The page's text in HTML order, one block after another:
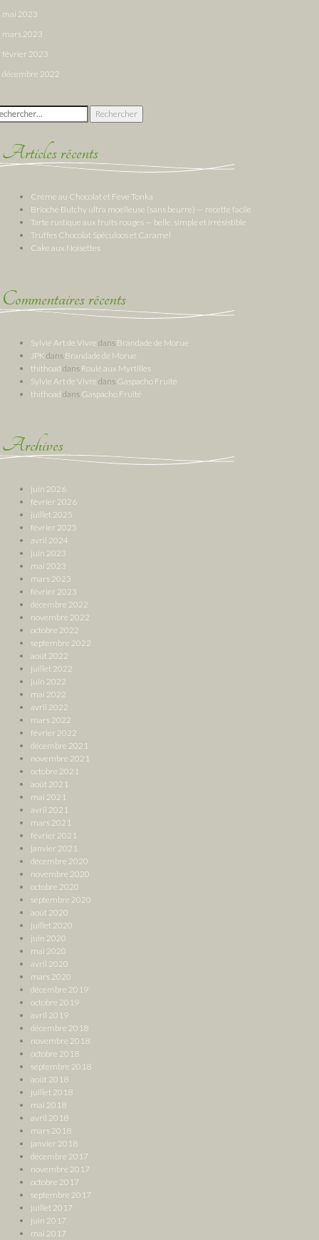
mai 2023
mars 2023
février 2023
décembre 2022
:
Articles récents
Crème au Chocolat et Fève Tonka
Brioche Butchy ultra moelleuse (sans beurre) — recette facile
Tarte rustique aux fruits rouges — belle, simple et irrésistible
Truffes Chocolat Spéculoos et Caramel
Cake aux Noisettes
Commentaires récents
Sylvie Art de Vivre dans Brandade de Morue
JPK dans Brandade de Morue
thithoad dans Roulé aux Myrtilles
Sylvie Art de Vivre dans Gaspacho Fruité
thithoad dans Gaspacho Fruité
Archives
juin 2026
février 2026
juillet 2025
février 2025
avril 2024
juin 2023
mai 2023
mars 2023
février 2023
décembre 2022
novembre 2022
octobre 2022
septembre 2022
août 2022
juillet 2022
juin 2022
mai 2022
avril 2022
mars 2022
février 2022
décembre 2021
novembre 2021
octobre 2021
août 2021
mai 2021
avril 2021
mars 2021
février 2021
janvier 2021
décembre 2020
novembre 2020
octobre 2020
septembre 2020
août 2020
juillet 2020
juin 2020
mai 2020
avril 2020
mars 2020
décembre 2019
octobre 2019
avril 2019
décembre 2018
novembre 2018
octobre 2018
septembre 2018
août 2018
juillet 2018
mai 2018
avril 2018
mars 2018
janvier 2018
décembre 2017
novembre 2017
octobre 2017
septembre 2017
juillet 2017
juin 2017
mai 2017